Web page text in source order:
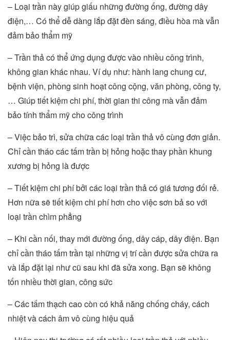
– Loại trần này giúp giấu những đường ống, đường dây
điện,… Có thể dễ dàng lắp đặt đèn sáng, điều hòa mà vẫn
đảm bảo thẩm mỹ
– Trần thả có thể ứng dụng được vào nhiều công trình,
không gian khác nhau. Ví dụ như: hành lang chung cư,
bệnh viện, phòng sinh hoạt công cộng, văn phòng, công ty,
… Giúp tiết kiệm chi phí, thời gian thi công mà vẫn đảm
bảo tính thẩm mỹ cho công trình
– Việc bảo trì, sửa chữa các loại trần thả vô cùng đơn giản.
Chỉ cần tháo các tấm trần bị hỏng hoặc thay phần khung
xương bị hỏng là được
– Tiết kiệm chi phí bởi các loại trần thả có giá tương đối rẻ.
Hơn nữa sẽ tiết kiệm chi phí hơn cho việc sơn bả so với
loại trần chìm phẳng
– Khi cần nối, thay mới đường ống, dây cáp, dây điện. Bạn
chỉ cần tháo tấm trần tại những vị trí cần được sửa chữa ra
và lắp đặt lại như cũ sau khi đã sửa xong. Bạn sẽ không
tốn nhiều thời gian, công sức
– Các tấm thạch cao còn có khả năng chống cháy, cách
nhiệt và cách âm vô cùng hiệu quả